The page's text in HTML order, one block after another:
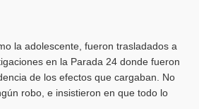
la adolescente, fueron trasladados a
en la Parada 24 donde fueron
de los efectos que cargaban. No
robo, e insistieron en que todo lo